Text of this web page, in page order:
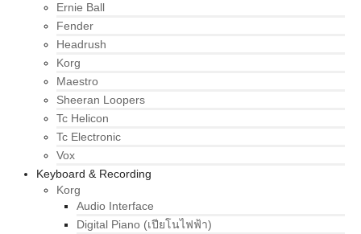
Ernie Ball
Fender
Headrush
Korg
Maestro
Sheeran Loopers
Tc Helicon
Tc Electronic
Vox
Keyboard & Recording
Korg
Audio Interface
Digital Piano (เปียโนไฟฟ้า)